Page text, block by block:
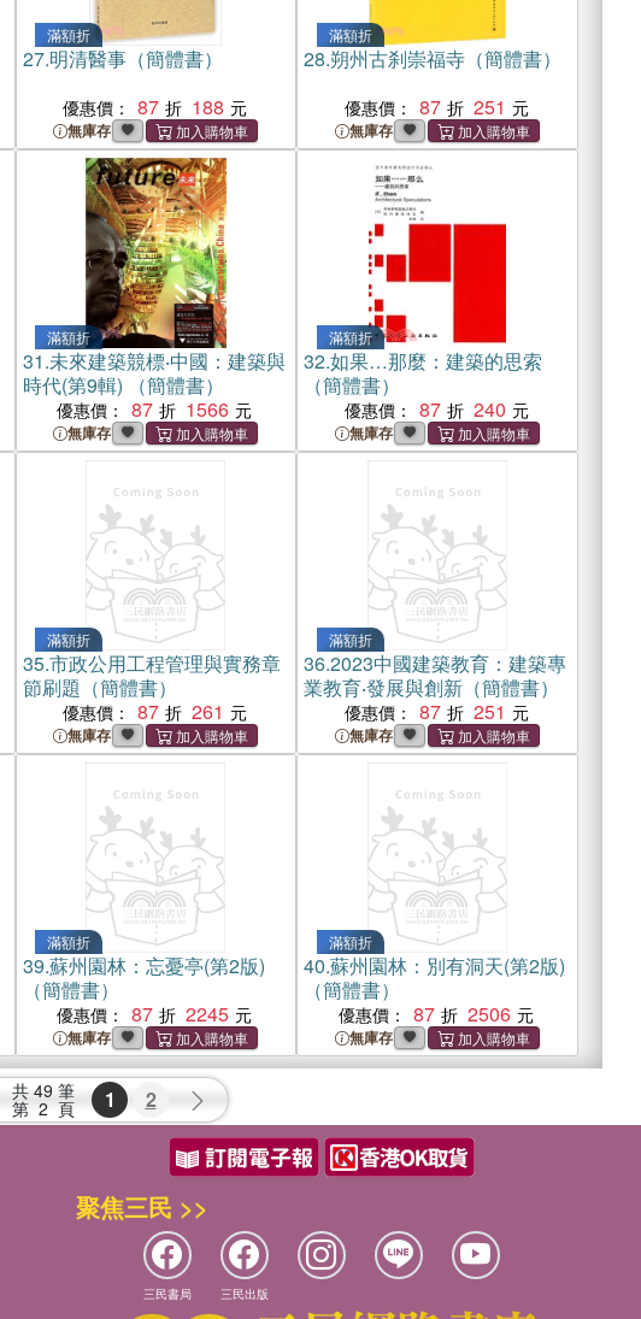
滿額折
27.明清醫事（簡體書）
優惠價： 87 188
無庫存
滿額折
28.朔州古刹崇福寺（簡體書）
優惠價： 87 251
無庫存
滿額折
31.未來建築競標‧中國：建築與
時代(第9輯) （簡體書）
優惠價： 87 1566
無庫存
滿額折
32.如果…那麼：建築的思索
（簡體書）
優惠價： 87 240
無庫存
滿額折
35.市政公用工程管理與實務章
節刷題（簡體書）
優惠價： 87 261
無庫存
滿額折
36.2023中國建築教育：建築專
業教育‧發展與創新（簡體書）
優惠價： 87 251
無庫存
滿額折
39.蘇州園林：忘憂亭(第2版)
（簡體書）
優惠價： 87 2245
無庫存
滿額折
40.蘇州園林：別有洞天(第2版)
（簡體書）
優惠價： 87 2506
無庫存
共 49 筆
第 2 頁 1 2
聚焦三民 >>
三民書局 三民出版